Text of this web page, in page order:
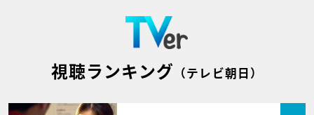
視聴ランキング （テレビ朝日）